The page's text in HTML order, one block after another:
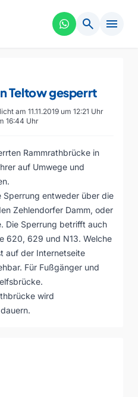
search menu
Teltow gesperrt
am 11.11.2019 um 12:21 Uhr
16:44 Uhr
Rammrathbrücke in
auf Umwege und
Sperrung entweder über die
Zehlendorfer Damm, oder
Die Sperrung betrifft auch
620, 629 und N13. Welche
auf der Internetseite
Für Fußgänger und
wird